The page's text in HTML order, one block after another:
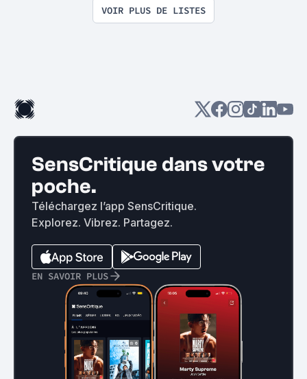
VOIR PLUS DE LISTES
SensCritique dans votre
poche.
Téléchargez l’app SensCritique.
Explorez. Vibrez. Partagez.
EN SAVOIR PLUS